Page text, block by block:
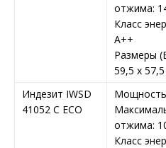
отжима:
Класс
A++
Размеры
59,5 x
Индезит IWSD
41052 C ECO
отжима:
Класс